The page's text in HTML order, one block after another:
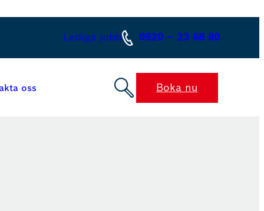
Lediga jobb 0920 – 23 68 80
oss Boka nu